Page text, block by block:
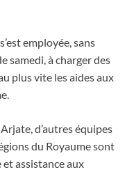
employée, sans
samedi, à charger des
plus vite les aides aux
d’autres équipes
du Royaume sont
assistance aux